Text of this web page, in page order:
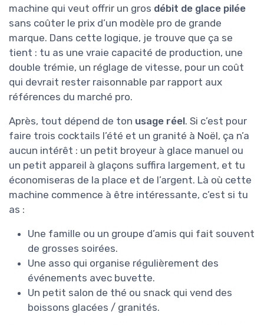
machine qui veut offrir un gros débit de glace pilée
sans coûter le prix d’un modèle pro de grande
marque. Dans cette logique, je trouve que ça se
tient : tu as une vraie capacité de production, une
double trémie, un réglage de vitesse, pour un coût
qui devrait rester raisonnable par rapport aux
références du marché pro.
Après, tout dépend de ton usage réel. Si c’est pour
faire trois cocktails l’été et un granité à Noël, ça n’a
aucun intérêt : un petit broyeur à glace manuel ou
un petit appareil à glaçons suffira largement, et tu
économiseras de la place et de l’argent. Là où cette
machine commence à être intéressante, c’est si tu
as :
Une famille ou un groupe d’amis qui fait souvent
de grosses soirées.
Une asso qui organise régulièrement des
événements avec buvette.
Un petit salon de thé ou snack qui vend des
boissons glacées / granités.